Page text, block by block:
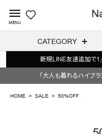
menu
MENU
CATEGORY
ようこそ ゲスト 様
新規LINE友達追加で
「大人も着れるハイブラ
HOME SALE 50%OFF